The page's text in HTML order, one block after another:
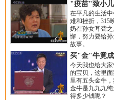
"疫苗"致小
在平凡的生活
难和挫折，315
奶在孙女耳聋
懈，努力要给
故事。
买"金"牛竟
今天我也给大
的宝贝，这里
里有五头金牛
金牛是九九九
得多少钱呢？